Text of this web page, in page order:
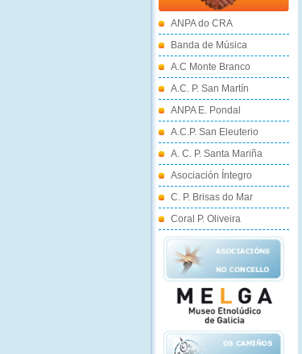
ANPA do CRA
Banda de Música
A.C Monte Branco
A.C. P. San Martín
ANPA E. Pondal
A.C.P. San Eleuterio
A. C. P. Santa Mariña
Asociación Íntegro
C. P. Brisas do Mar
Coral P. Oliveira